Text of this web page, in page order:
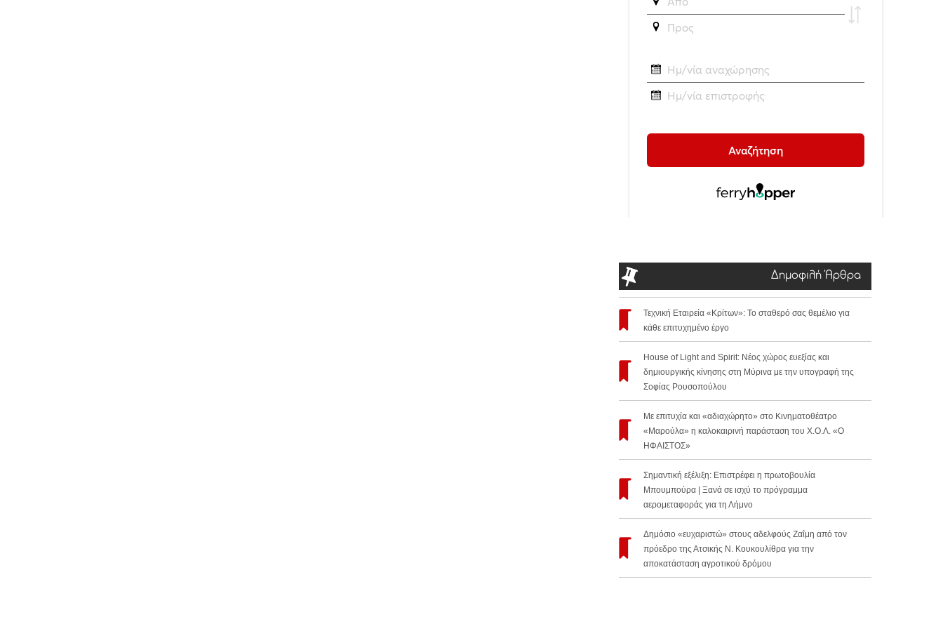
Δημοφιλή Άρθρα
Τεχνική Εταιρεία «Κρίτων»: Το σταθερό σας θεμέλιο για
κάθε επιτυχημένο έργο
House of Light and Spirit: Νέος χώρος ευεξίας και
δημιουργικής κίνησης στη Μύρινα με την υπογραφή της
Σοφίας Ρουσοπούλου
Με επιτυχία και «αδιαχώρητο» στο Κινηματοθέατρο
«Μαρούλα» η καλοκαιρινή παράσταση του Χ.Ο.Λ. «Ο
ΗΦΑΙΣΤΟΣ»
Σημαντική εξέλιξη: Επιστρέφει η πρωτοβουλία
Μπουμπούρα | Ξανά σε ισχύ το πρόγραμμα
αερομεταφοράς για τη Λήμνο
Δημόσιο «ευχαριστώ» στους αδελφούς Ζαΐμη από τον
πρόεδρο της Ατσικής Ν. Κουκουλίθρα για την
αποκατάσταση αγροτικού δρόμου